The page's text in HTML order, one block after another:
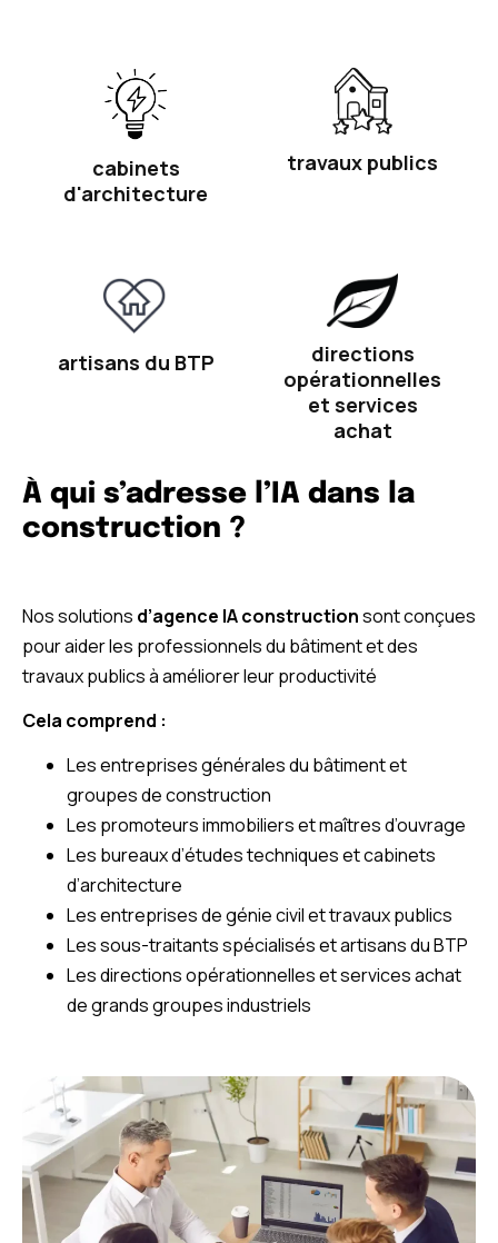
cabinets
d'architecture
travaux publics
artisans du BTP
directions
opérationnelles
et services
achat
À qui s’adresse l’IA dans la
construction ?
Nos solutions d’agence IA constructionsont conçues
pour aider les professionnels du bâtiment et des
travaux publics à améliorer leur productivité
Cela comprend :
Les entreprises générales du bâtiment et
groupes de construction
Les promoteurs immobiliers et maîtres d’ouvrage
Les bureaux d’études techniques et cabinets
d’architecture
Les entreprises de génie civil et travaux publics
Les sous-traitants spécialisés et artisans du BTP
Les directions opérationnelles et services achat
de grands groupes industriels